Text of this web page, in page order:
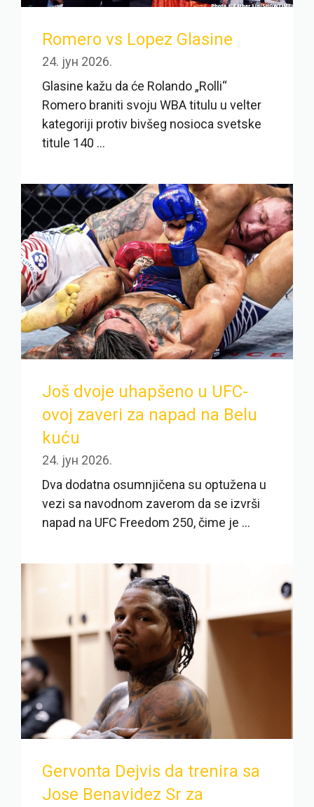
Romero vs Lopez Glasine
24. јун 2026.
Glasine kažu da će Rolando „Rolli“
Romero braniti svoju WBA titulu u velter
kategoriji protiv bivšeg nosioca svetske
titule 140 ...
Još dvoje uhapšeno u UFC-
ovoj zaveri za napad na Belu
kuću
24. јун 2026.
Dva dodatna osumnjičena su optužena u
vezi sa navodnom zaverom da se izvrši
napad na UFC Freedom 250, čime je ...
Gervonta Dejvis da trenira sa
Jose Benavidez Sr za